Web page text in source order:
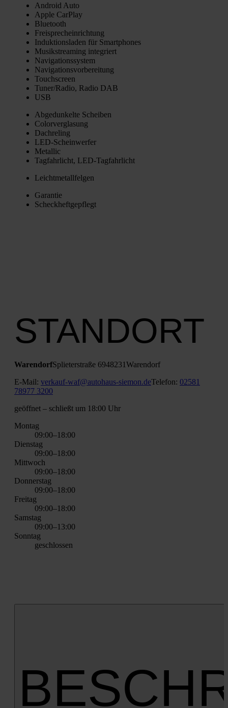
Android Auto
Apple Car­Play
Blue­tooth
Frei­sprech­ein­rich­tung
Induk­ti­ons­la­den für Smart­phones
Musik­strea­ming inte­griert
Navi­ga­ti­ons­sys­tem
Navi­ga­ti­ons­vor­be­rei­tung
Touch­screen
Tuner/Radio, Radio DAB
USB
Abge­dun­kel­te Schei­ben
Color­ver­gla­sung
Dach­re­ling
LED-Schein­wer­fer
Metal­lic
Tag­fahr­licht, LED-Tag­fahr­licht
Leicht­me­tall­fel­gen
Garan­tie
Scheck­heft­ge­pflegt
STANDORT
Waren­dorfSplie­ter­stra­ße 6948231Waren­dorf
E‑Mail: verkauf-waf@autohaus-siemon.deTele­fon: 02581
78977 3200
geöff­net – schließt um 18:00 Uhr
Mon­tag
09:00–18:00
Diens­tag
09:00–18:00
Mitt­woch
09:00–18:00
Don­ners­tag
09:00–18:00
Frei­tag
09:00–18:00
Sams­tag
09:00–13:00
Sonn­tag
geschlos­sen